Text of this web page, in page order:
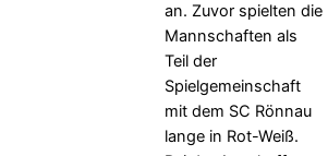
an. Zuvor spielten die
Mannschaften als
Teil der
Spielgemeinschaft
mit dem SC Rönnau
lange in Rot-Weiß.